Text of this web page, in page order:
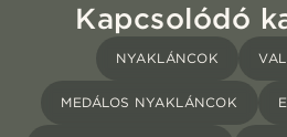
Kapcsolódó
NYAKLÁNCOK
MEDÁLOS NYAKLÁNCOK